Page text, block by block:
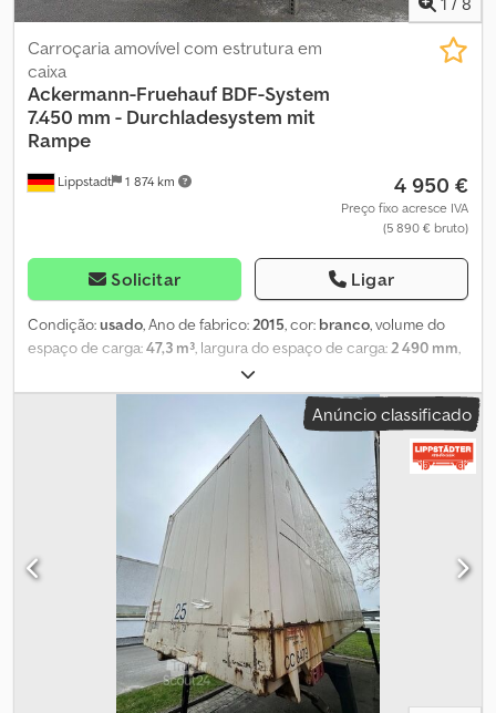
Lippstadt 1 874 km
Carroçaria amovível com estrutura em
caixa
Ackermann-Fruehauf BDF-System
7.450 mm - Durchladesystem mit
Rampe
4 950 €
Preço fixo acresce IVA
(5 890 € bruto)
Solicitar Ligar
Condição:usado, Ano de fabrico: 2015, cor: branco, volume do
espaço de carga:47,3 m³ , largura do espaço de carga: 2 490 mm
comprimento do espaço de carga:
carga:2 630 mm, Caixa de carga intercambiável, sistema BDF em
contraplacado de 7.450 mm – sistema de carga contínua com
rampa. Caixa de carga intercambiável usada em alumínio e
madeira com sistema de carga contínua e rampa, sistema BDF de
7,45 m. Portas de acesso com barras de torção externas,
localizadas na parte frontal e traseira. Interior com piso de
madeira serigrafado e trilhos de amarração combinados. Crodpfx
Ajyycvujhuof Todos os valores indicados são medidas aproximadas
em mm e kg. Prazo de entrega sob consulta. Entrega possível. A
oferta não é vinculativa e está sujeita a alterações. Preços
líquidos, exceto no local de entrega em D-59558 Lippstadt-
Rixbeck. Outros artigos disponíveis em lippstä.
Anúncio classificado